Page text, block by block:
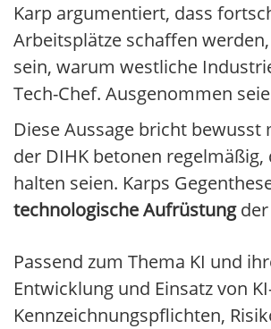
Karp argumentiert, dass
Arbeitsplätze schaffen
sein, warum westliche
Tech-Chef. Ausgenommen
Diese Aussage bricht
der DIHK betonen
halten seien. Karps
technologische Aufrüstungder
Passend zum Thema KI und
Entwicklung und Einsatz von
Kennzeichnungspflichten,